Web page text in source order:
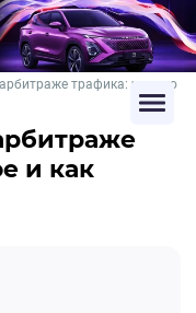
трафика: что это
и как